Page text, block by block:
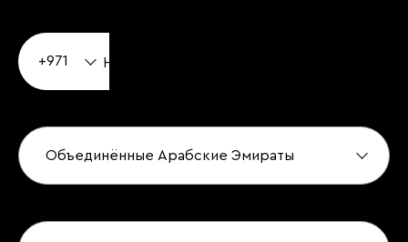
+971
Объединённые Арабские Эмираты